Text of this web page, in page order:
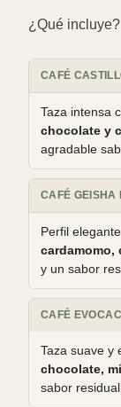
¿Qué incluye?
CAFÉ
Taza intensa
chocolate y
agradable
CAFÉ GEISHA
Perfil
cardamomo,
y un sabor
CAFÉ
Taza suave y
chocolate,
sabor residual